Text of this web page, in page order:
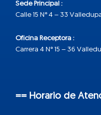
Sede Principal :
Calle 15 N° 4 – 33
Oficina Receptora :
Carrera 4 N° 15 – 36
== Horario de